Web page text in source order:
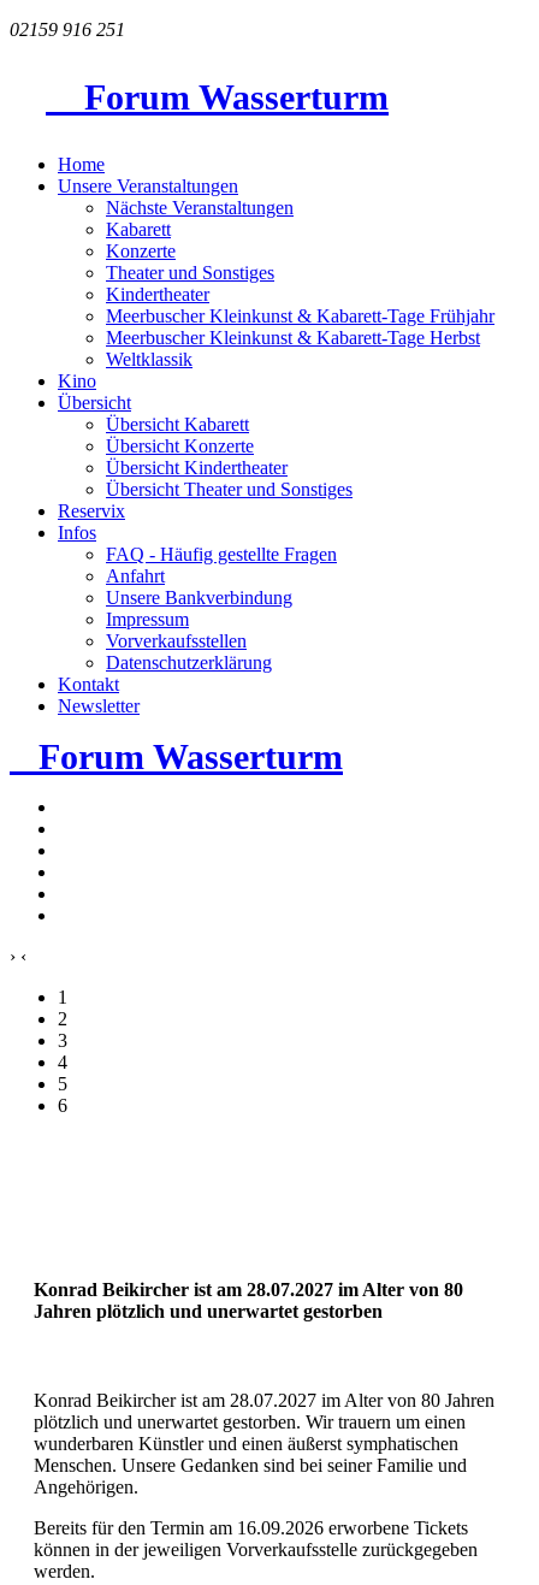
02159 916 251
Forum Wasserturm
Home
Unsere Veranstaltungen
Nächste Veranstaltungen
Kabarett
Konzerte
Theater und Sonstiges
Kindertheater
Meerbuscher Kleinkunst & Kabarett-Tage Frühjahr
Meerbuscher Kleinkunst & Kabarett-Tage Herbst
Weltklassik
Kino
Übersicht
Übersicht Kabarett
Übersicht Konzerte
Übersicht Kindertheater
Übersicht Theater und Sonstiges
Reservix
Infos
FAQ - Häufig gestellte Fragen
Anfahrt
Unsere Bankverbindung
Impressum
Vorverkaufsstellen
Datenschutzerklärung
Kontakt
Newsletter
Forum Wasserturm
› ‹
1
2
3
4
5
6
Konrad Beikircher ist am 28.07.2027 im Alter von 80
Jahren plötzlich und unerwartet gestorben
Konrad Beikircher ist am 28.07.2027 im Alter von 80 Jahren
plötzlich und unerwartet gestorben. Wir trauern um einen
wunderbaren Künstler und einen äußerst symphatischen
Menschen. Unsere Gedanken sind bei seiner Familie und
Angehörigen.
Bereits für den Termin am 16.09.2026 erworbene Tickets
können in der jeweiligen Vorverkaufsstelle zurückgegeben
werden.